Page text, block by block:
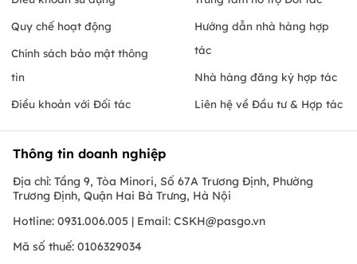
Quy chế hoạt động
Chính sách bảo mật thông
tin
Điều khoản với Đối tác
Hướng dẫn nhà hàng hợp
tác
Nhà hàng đăng ký hợp tác
Liên hệ về Đầu tư & Hợp tác
Thông tin doanh nghiệp
Địa chỉ: Tầng 9, Tòa Minori, Số 67A Trương Định, Phường
Trương Định, Quận Hai Bà Trưng, Hà Nội
Hotline: 0931.006.005 | Email: CSKH@pasgo.vn
Mã số thuế: 0106329034